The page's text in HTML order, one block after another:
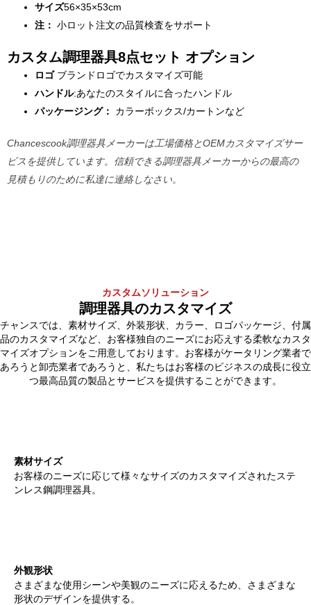
サイズ56×35×53cm
注： 小ロット注文の品質検査をサポート
カスタム調理器具8点セット オプション
ロゴブランドロゴでカスタマイズ可能
ハンドル:あなたのスタイルに合ったハンドル
パッケージング： カラーボックス/カートンなど
Chancescook調理器具メーカーは工場価格とOEMカスタマイズサー
ビスを提供しています。信頼できる調理器具メーカーからの最高の
見積もりのために私達に連絡しなさい。
カスタムソリューション
調理器具のカスタマイズ
チャンスでは、素材サイズ、外装形状、カラー、ロゴパッケージ、付属
品のカスタマイズなど、お客様独自のニーズにお応えする柔軟なカスタ
マイズオプションをご用意しております。お客様がケータリング業者で
あろうと卸売業者であろうと、私たちはお客様のビジネスの成長に役立
つ最高品質の製品とサービスを提供することができます。
素材サイズ
お客様のニーズに応じて様々なサイズのカスタマイズされたステ
ンレス鋼調理器具。
外観形状
さまざまな使用シーンや美観のニーズに応えるため、さまざまな
形状のデザインを提供する。